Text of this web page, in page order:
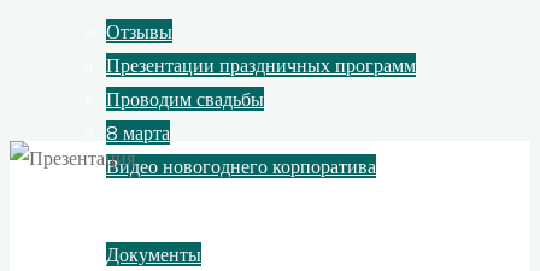
Отзывы
Презентации праздничных программ
Проводим свадьбы
8 марта
Видео новогоднего корпоратива
Документы